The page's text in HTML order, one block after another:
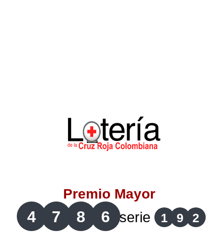
Lotería de Risaralda
Lotería de Santander
Lotería del Cauca
Premio Mayor
4 7 8 6 serie 1 9 2